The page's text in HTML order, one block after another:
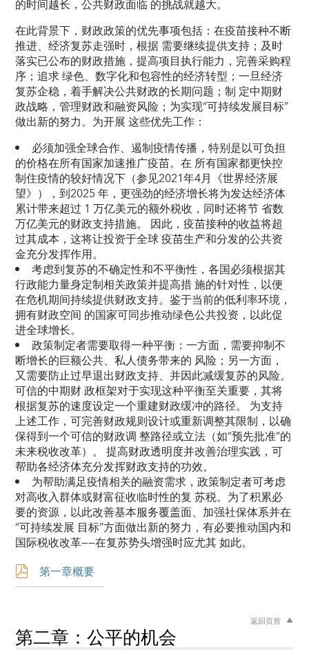
的时间越长，公共财政面临 的挑战就越大。
在此背景下，财政政策的优先事项包括：在疫苗接种不断
推进、经济复苏走强时，根据 需要继续提供支持；及时
落实已公布的财政措施，提高项目执行能力，完善采购程
序；追求 绿色、数字化和包容性的经济转型；一旦经济
复苏企稳，着手解决公共财政的长期问题；制 定中期财
政战略，管理财政和融资风险；为实现“可持续发展目标”
做出新的努力。为开展 这些优先工作：
必须加强全球合作、遏制疫情传播，特别是以可负担
的价格在所有国家加速推广疫苗。在 所有国家都更快控
制住疫情的较好情况下（参见2021年4月《世界经济展
望》），到2025 年，更强劲的经济增长将为发达经济体
累计带来超过 1 万亿美元的额外税收，同时还将节 省数
万亿美元的财政支持措施。 因此，疫苗接种的收益将超
过其成本，这将让投资于全球 疫苗生产和分发的公共资
金充分发挥作用。
考虑到复苏的不确定性和不平衡性，各国必须根据其
行政能力量身定制相关政策并提高措 施的针对性，以便
在危机期间持续提供财政支持。鉴于当前的低利率环境，
拥有财政空间 的国家可同步推动绿色公共投资，以此促
进全球增长。
政策制定者需要取得一种平衡：一方面，需要抑制不
断增长的巨额公共、私人债务带来的 风险；另一方面，
又需要防止过早退出财政支持、并因此减缓复苏的风险。
可信的中期财 政框架对于实现这种平衡至关重要，其将
根据复苏的速度设定一个重建财政缓冲的路径。 为支持
上述工作，可完善财政规则设计或重新调整其限制，以确
保得到一个可信的财政调 整路径或立法（如“预先批准”的
未来税收改革）。 提高财政透明度并改善治理实践，可
帮助各经济体充分发挥财政支持的功效。
为帮助满足疫情相关的融资需求，政策制定者可考虑
对高收入群体或财富征收临时性的复 苏税。为了积累必
要的资源，以此改善基本服务覆盖面、加强社保体系并在
“可持续发展 目标”方面做出新的努力，有必要推动国内和
国际税收改革——在复苏势头增强时应尤其 如此。
第一章概要
返回页首
第二章：公平的机会